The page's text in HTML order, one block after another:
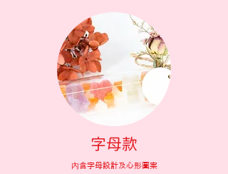
字母款
內含字母設計及心形圖案